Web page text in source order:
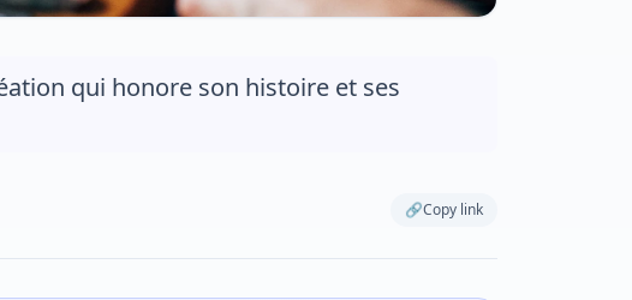
qui honore son histoire et ses
🔗Copy link